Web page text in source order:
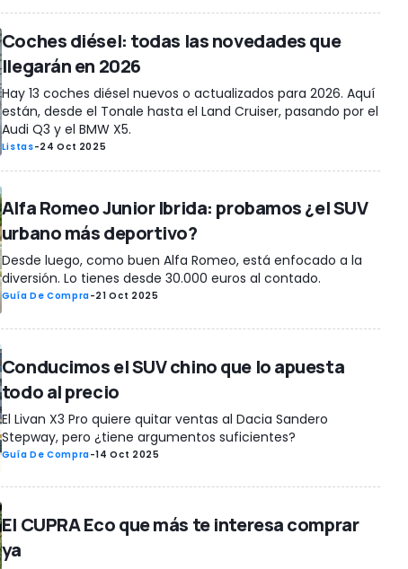
Coches diésel: todas las novedades que
llegarán en 2026
Hay 13 coches diésel nuevos o actualizados para 2026. Aquí
están, desde el Tonale hasta el Land Cruiser, pasando por el
Audi Q3 y el BMW X5.
Listas-24 Oct 2025
Alfa Romeo Junior Ibrida: probamos ¿el SUV
urbano más deportivo?
Desde luego, como buen Alfa Romeo, está enfocado a la
diversión. Lo tienes desde 30.000 euros al contado.
Guía De Compra-21 Oct 2025
Conducimos el SUV chino que lo apuesta
todo al precio
El Livan X3 Pro quiere quitar ventas al Dacia Sandero
Stepway, pero ¿tiene argumentos suficientes?
Guía De Compra-14 Oct 2025
El CUPRA Eco que más te interesa comprar
ya